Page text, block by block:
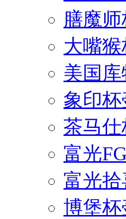
膳魔
大嘴
美国
象印杯
茶马仕
富光
富光拾
博堡杯